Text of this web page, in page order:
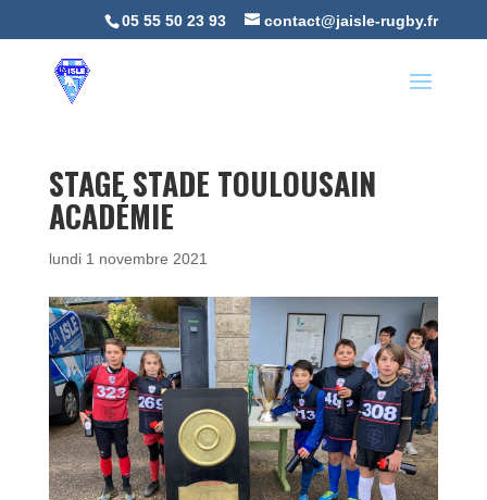
05 55 50 23 93 contact@jaisle-rugby.fr
STAGE STADE TOULOUSAIN
ACADÉMIE
lundi 1 novembre 2021